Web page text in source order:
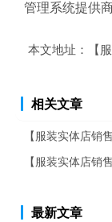
管理系统提供商
本文地址： 【
相关文章
【服装实体店销
【服装实体店销
最新文章